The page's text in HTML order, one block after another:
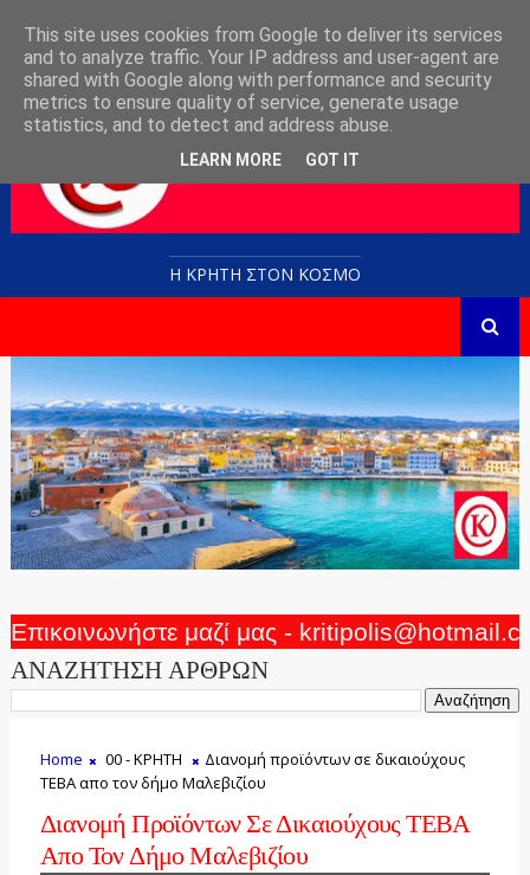
Η ΚΡΗΤΗ ΣΤΟN KOΣΜΟ
Επικοινωνήστε μαζί μας -
ΑΝΑΖΗΤΗΣΗ ΑΡΘΡΩΝ
Home 00 - ΚΡΗΤΗ
Διανομή προϊόντων σε δικαιούχους
ΤΕΒΑ απο τον δήμο Μαλεβιζίου
Διανομή Προϊόντων Σε Δικαιούχους ΤΕΒΑ
Απο Τον Δήμο Μαλεβιζίου
This site uses cookies from Google to deliver its services
and to analyze traffic. Your IP address and user-agent are
shared with Google along with performance and security
metrics to ensure quality of service, generate usage
statistics, and to detect and address abuse.
LEARN MORE GOT IT